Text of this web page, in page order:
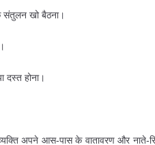
संतुलन खो बैठना।
दस्त होना।
अपने आस-पास के वातावरण और नाते-